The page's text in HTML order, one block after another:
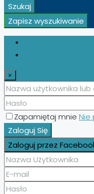
Szukaj
Zapisz wyszukiwanie
×
Zapamiętaj mnie Nie
Zaloguj Się
Zaloguj przez